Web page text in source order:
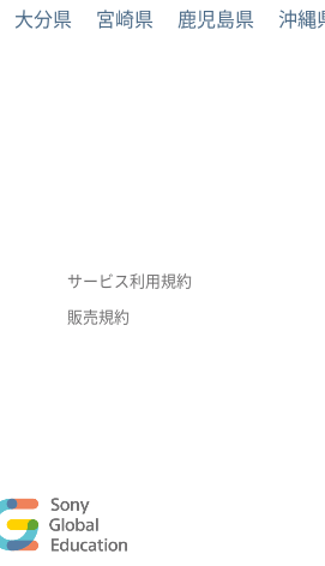
大分県 宮崎県 鹿児島県 沖縄
サービス利用規約
販売規約